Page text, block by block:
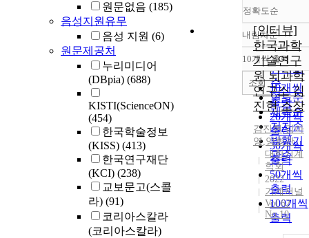
원문없음 (185)
음성지원유무
음성 지원 (6)
원문제공처
누리미디어
(DBpia) (688)
KISTI(ScienceON)
(454)
한국학술정보
(KISS) (413)
한국연구재단
(KCI) (238)
교보문고(스콜
라) (91)
코리아스칼라
(코리아스칼라)
정확도순
정확도
순
인기도
순
연도순
제목순
저자순
발행기
관순
내림차순
내림차
10개씩 출력
10개씩
출력
20개씩
출력
30개씩
출력
50개씩
출력
100개씩
출력
조회
[인터뷰]
한국과학
기술연구
원 뇌과학
연구소 김
진현 소장
김진현,김아
영,양회관
대한기계
학회
2022
기계저널
Vol.62
No.10